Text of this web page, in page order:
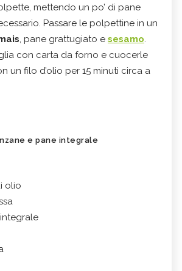
mettendo un po’ di pane
Passare le polpettine in un
, pane grattugiato e sesamo.
con carta da forno e cuocerle
un filo d’olio per 15 minuti circa a
e pane integrale
olio